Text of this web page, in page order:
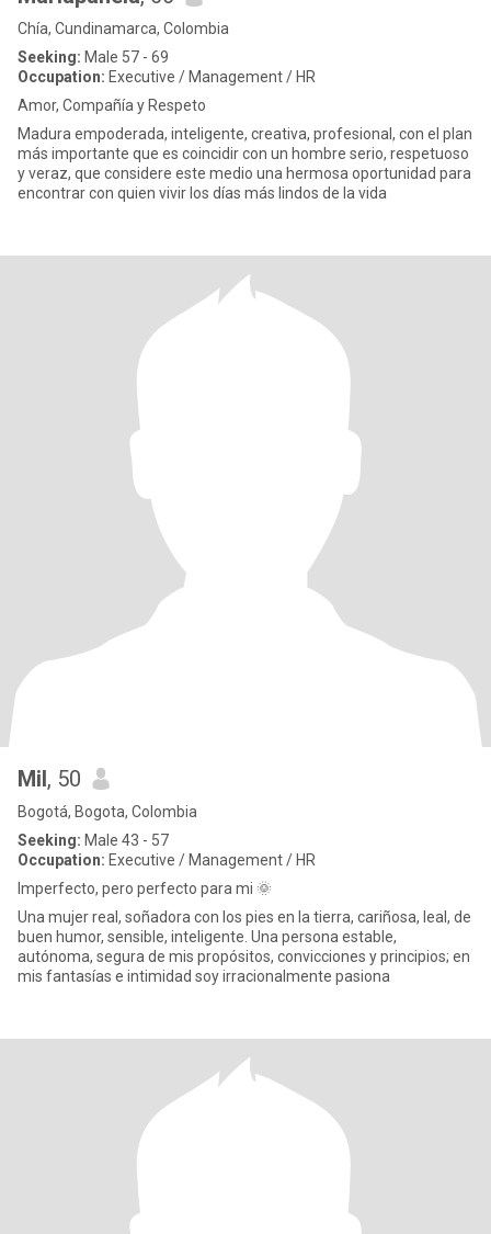
Chía, Cundinamarca, Colombia
Seeking: Male 57 - 69
Occupation: Executive / Management / HR
Amor, Compañía y Respeto
Madura empoderada, inteligente, creativa, profesional, con el plan
más importante que es coincidir con un hombre serio, respetuoso
y veraz, que considere este medio una hermosa oportunidad para
encontrar con quien vivir los días más lindos de la vida
Mil, 50
Bogotá, Bogota, Colombia
Seeking: Male 43 - 57
Occupation: Executive / Management / HR
Imperfecto, pero perfecto para mi 🌞
Una mujer real, soñadora con los pies en la tierra, cariñosa, leal, de
buen humor, sensible, inteligente. Una persona estable,
autónoma, segura de mis propósitos, convicciones y principios; en
mis fantasías e intimidad soy irracionalmente pasiona